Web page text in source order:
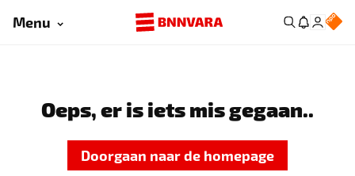
Menu
Oeps, er is iets mis gegaan..
Doorgaan naar de homepage